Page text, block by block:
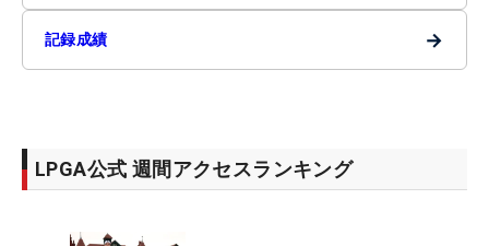
記録成績 →
LPGA公式 週間アクセスランキング